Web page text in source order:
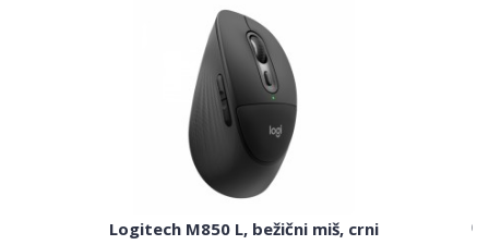
Logitech M850 L, bežični miš, crni